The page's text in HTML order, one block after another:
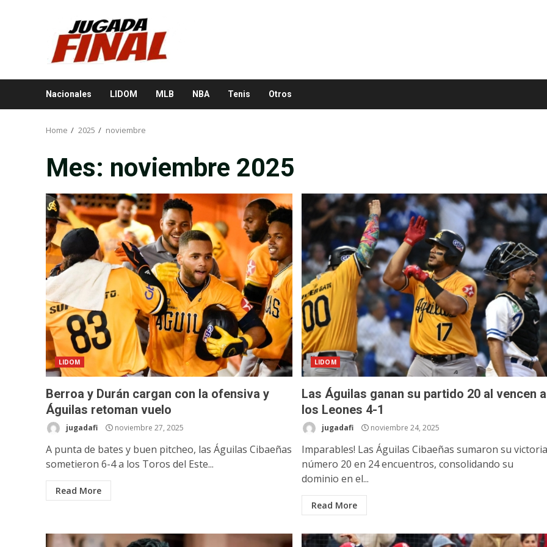
Nacionales LIDOM MLB NBA Tenis Otros
Home 2025 noviembre
Mes: noviembre 2025
LIDOM
Berroa y Durán cargan con la ofensiva y
Águilas retoman vuelo
jugadafi noviembre 27, 2025
A punta de bates y buen pitcheo, las Águilas Cibaeñas
sometieron 6-4 a los Toros del Este...
Read More
LIDOM
Las Águilas ganan su partido 20 al vencen a
los Leones 4-1
jugadafi noviembre 24, 2025
Imparables! Las Águilas Cibaeñas sumaron su
número 20 en 24 encuentros, consolidando su
dominio en el...
Read More